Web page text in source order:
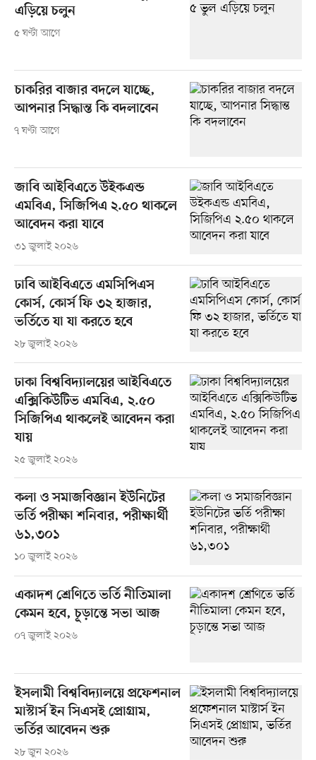
এড়িয়ে চলুন
৫ ঘণ্টা আগে
চাকরির বাজার বদলে যাচ্ছে,
আপনার সিদ্ধান্ত কি বদলাবেন
৭ ঘণ্টা আগে
জাবি আইবিএতে উইকএন্ড
এমবিএ, সিজিপিএ ২.৫০ থাকলে
আবেদন করা যাবে
৩১ জুলাই ২০২৬
ঢাবি আইবিএতে এমসিপিএস
কোর্স, কোর্স ফি ৩২ হাজার,
ভর্তিতে যা যা করতে হবে
২৮ জুলাই ২০২৬
ঢাকা বিশ্ববিদ্যালয়ের আইবিএতে
এক্সিকিউটিভ এমবিএ, ২.৫০
সিজিপিএ থাকলেই আবেদন করা
যায়
২৫ জুলাই ২০২৬
কলা ও সমাজবিজ্ঞান ইউনিটের
ভর্তি পরীক্ষা শনিবার, পরীক্ষার্থী
৬১,৩০১
১০ জুলাই ২০২৬
একাদশ শ্রেণিতে ভর্তি নীতিমালা
কেমন হবে, চূড়ান্তে সভা আজ
০৭ জুলাই ২০২৬
ইসলামী বিশ্ববিদ্যালয়ে প্রফেশনাল
মাস্টার্স ইন সিএসই প্রোগ্রাম,
ভর্তির আবেদন শুরু
২৮ জুন ২০২৬